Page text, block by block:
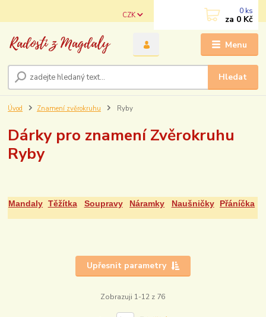
Menu
CZK
Hledat
0 ks
za 0 Kč
Úvod Znamení zvěrokruhu Ryby
Dárky pro znamení Zvěrokruhu
Ryby
Mandaly Těžítka Soupravy Náramky Naušničky Přáníčka
Upřesnit parametry
Zobrazuji 1-12 z 76